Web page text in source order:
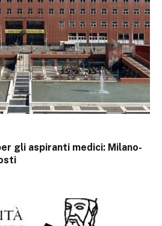
gli aspiranti medici: Milano-